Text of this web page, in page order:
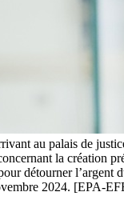
au palais de
la création
détourner l’argent
2024. [EPA-